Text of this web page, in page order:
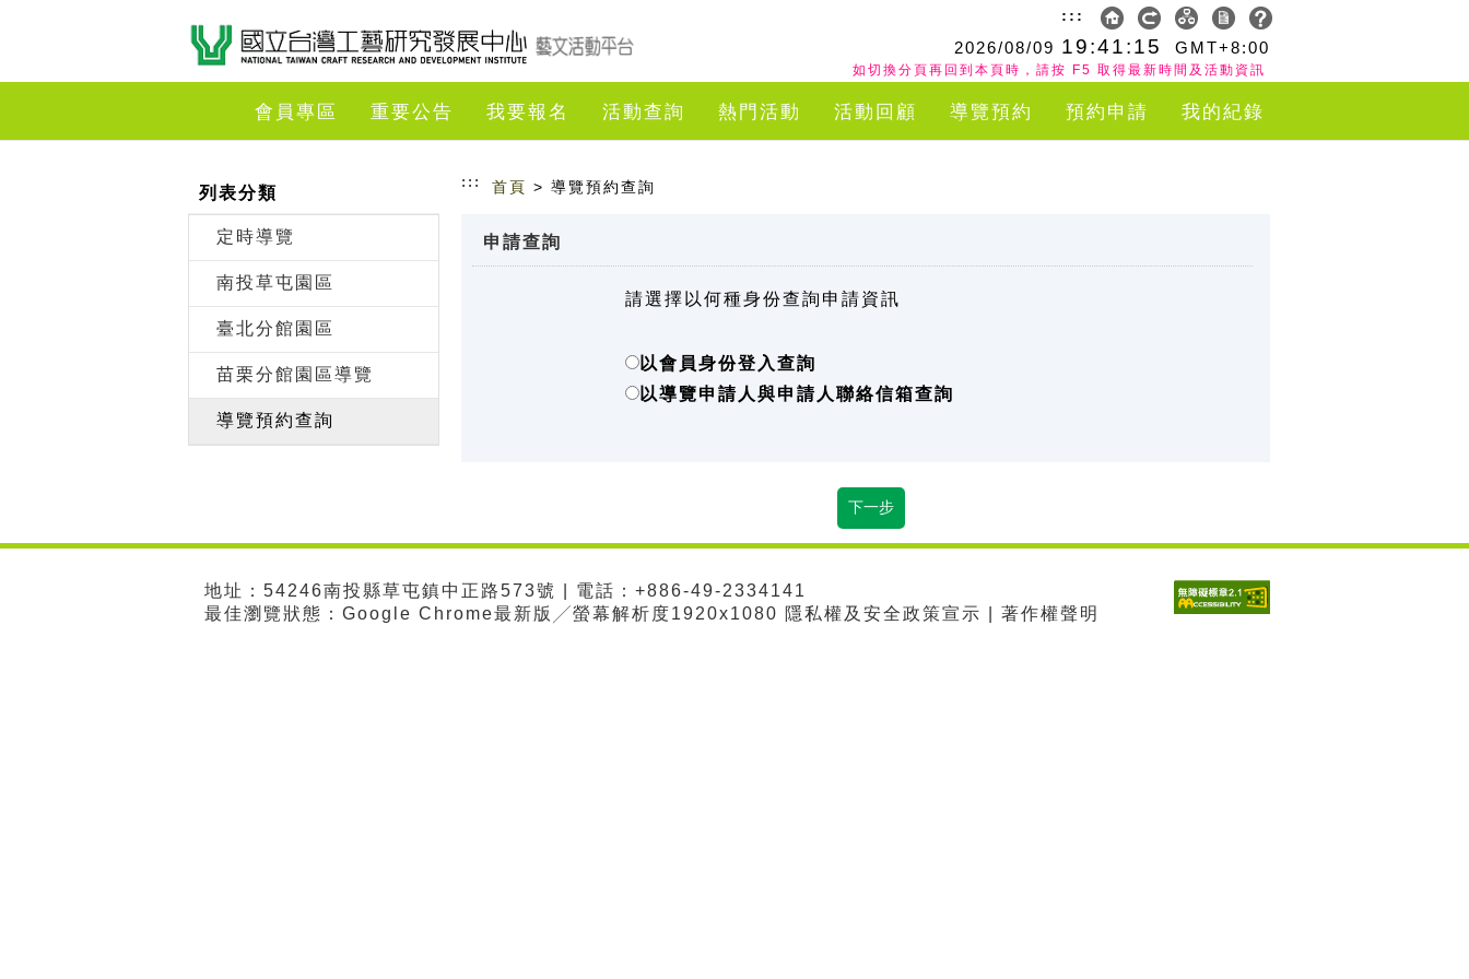
前往首頁
:::
2026/08/09 19:41:15 GMT+8:00
如切換分頁再回到本頁時，請按 F5 取得最新時間及活動資訊
會員專區 重要公告 我要報名 活動查詢 熱門活動 活動回顧 導覽預約 預約申請 我的紀錄
列表分類
定時導覽
南投草屯園區
臺北分館園區
苗栗分館園區導覽
導覽預約查詢
::: 首頁 > 導覽預約查詢
申請查詢
請選擇以何種身份查詢申請資訊
以會員身份登入查詢
以導覽申請人與申請人聯絡信箱查詢
地址：54246南投縣草屯鎮中正路573號 | 電話：+886-49-2334141
最佳瀏覽狀態：Google Chrome最新版╱螢幕解析度1920x1080 隱私權及安全政策宣示 | 著作權聲明